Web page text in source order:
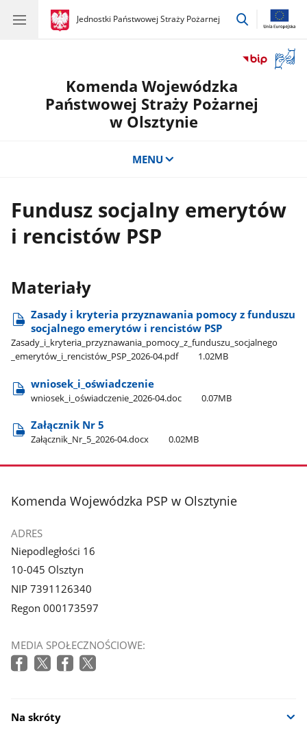
gov.pl
Jednostki Państwowej Straży Pożarnej
gov.pl
Jednostki
przejdź
okno
Komenda Wojewódzka
Państwowej Straży Pożarnej
w Olsztynie
MENU
Fundusz socjalny emerytów
i rencistów PSP
Materiały
Zasady i kryteria przyznawania pomocy z funduszu
socjalnego emerytów i rencistów PSP
Zasady​_i​_kryteria​_przyznawania​_pomocy​_z​_funduszu​_socjalnego​
_emerytów​_i​_rencistów​_PSP​_2026-04.pdf
1.02MB
wniosek​_i​_oświadczenie
wniosek​_i​_oświadczenie​_2026-04.doc 0.07MB
Załącznik Nr 5
Załącznik​_Nr​_5​_2026-04.docx 0.02MB
stopka
Komenda Wojewódzka PSP w Olsztynie
ADRES
Niepodległości 16
10-045 Olsztyn
NIP 7391126340
Regon 000173597
MEDIA SPOŁECZNOŚCIOWE:
Na skróty